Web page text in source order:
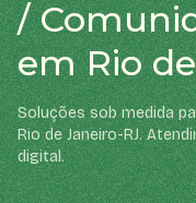
/
em Rio
Soluções sob medida
Rio de Janeiro-RJ.
digital.